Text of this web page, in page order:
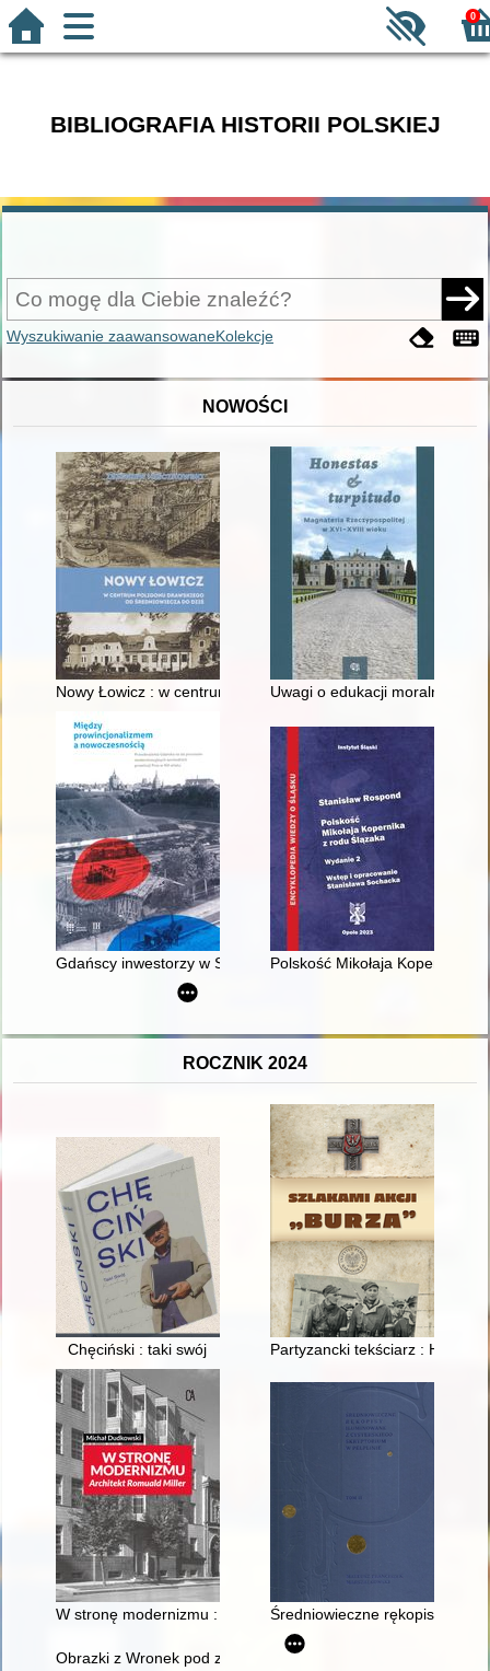
0
BIBLIOGRAFIA HISTORII POLSKIEJ
Wyszukiwanie zaawansowaneKolekcje
NOWOŚCI
Nowy Łowicz : w centrum poligonu drawskiego od
Uwagi o edukacji moralnej
Gdańscy inwestorzy w Sopocie : prestiż finansowy i
Polskość Mikołaja Kopernika z
ROCZNIK 2024
Chęciński : taki swój Partyzancki tekściarz : Henryk
W stronę modernizmu : architekt Romuald Miller
Średniowieczne rękopisy
Obrazki z Wronek pod zaborem pruskim. (I)